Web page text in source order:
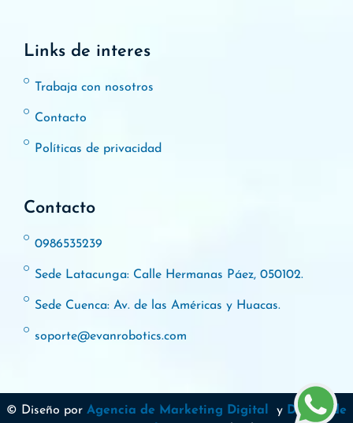
Links de interes
Trabaja con nosotros
Contacto
Políticas de privacidad
Contacto
0986535239
Sede Latacunga: Calle Hermanas Páez, 050102.
Sede Cuenca: Av. de las Américas y Huacas.
soporte@evanrobotics.com
© Diseño por Agencia de Marketing Digital y Diseño de